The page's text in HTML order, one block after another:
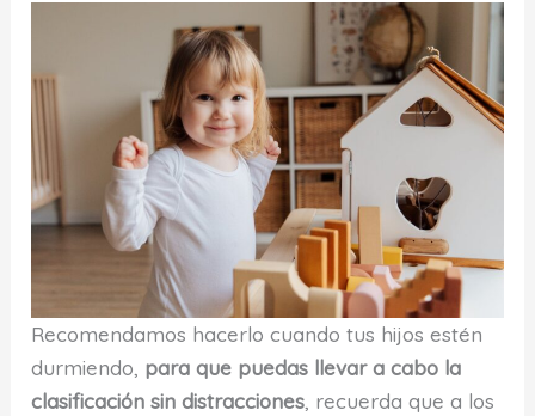
Recomendamos hacerlo cuando tus hijos estén
durmiendo, para que puedas llevar a cabo la
clasificación sin distracciones , recuerda que a los